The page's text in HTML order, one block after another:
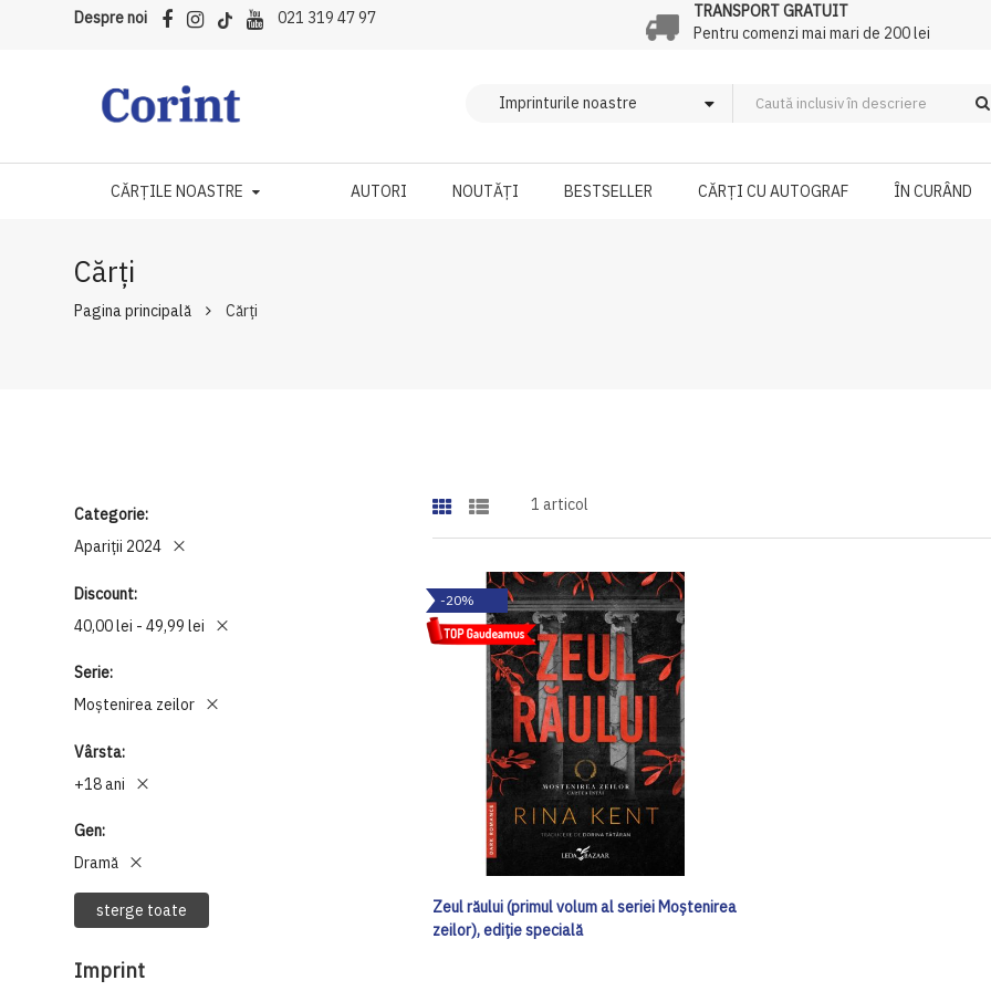
Despre noi 021 319 47 97
TRANSPORT GRATUIT
Pentru comenzi mai mari de 200 lei
CĂRȚILE NOASTRE AUTORI NOUTĂȚI BESTSELLER CĂRȚI CU AUTOGRAF ÎN CURÂND
Cărți
Pagina principală Cărți
Categorie
Apariții 2024
Discount
40,00 lei - 49,99 lei
Serie
Moștenirea zeilor
Vârsta
+18 ani
Gen
Dramă
sterge toate
Imprint
1 articol
-20%
Zeul răului (primul volum al seriei Moștenirea
zeilor), ediţie specială